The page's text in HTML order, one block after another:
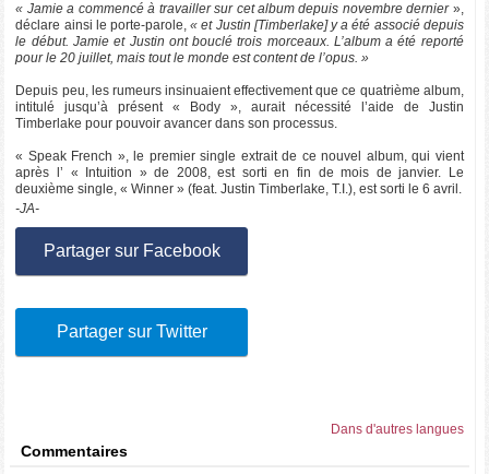
« Jamie a commencé à travailler sur cet album depuis novembre dernier »,
déclare ainsi le porte-parole,« et Justin [Timberlake] y a été associé depuis
le début. Jamie et Justin ont bouclé trois morceaux. L’album a été reporté
pour le 20 juillet, mais tout le monde est content de l’opus. »
Depuis peu, les rumeurs insinuaient effectivement que ce quatrième album,
intitulé jusqu’à présent « Body », aurait nécessité l’aide de Justin
Timberlake pour pouvoir avancer dans son processus.
« Speak French », le premier single extrait de ce nouvel album, qui vient
après l’ « Intuition » de 2008, est sorti en fin de mois de janvier. Le
deuxième single, « Winner » (feat. Justin Timberlake, T.I.), est sorti le 6 avril.
-JA-
Partager sur Facebook
Partager sur Twitter
Dans d'autres langues
Commentaires